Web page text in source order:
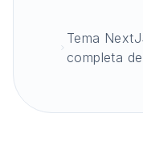
Tema
completa